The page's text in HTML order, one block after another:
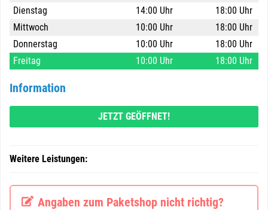
Dienstag
14:00 Uhr
18:00 Uhr
Mittwoch
10:00 Uhr
18:00 Uhr
Donnerstag
10:00 Uhr
18:00 Uhr
Freitag
10:00 Uhr 18:00 Uhr
Information
JETZT GEÖFFNET!
Weitere Leistungen:
Angaben zum Paketshop nicht richtig?